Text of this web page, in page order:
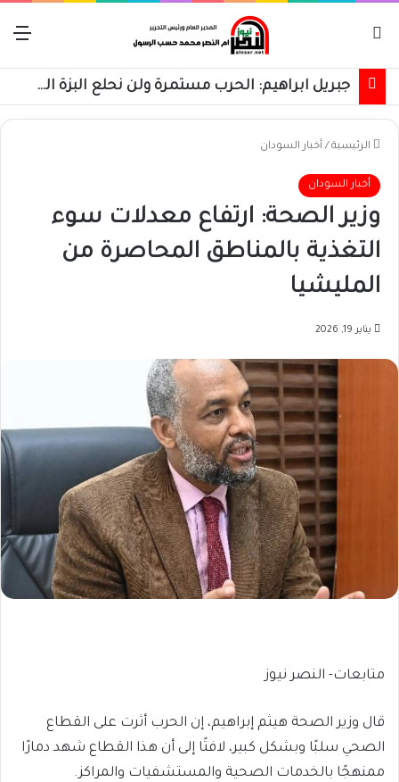
جبريل ابراهيم: الحرب مستمرة ولن نحلع البزة العسكرية حتى استعادة كامل البلاد
الرئيسية / أخبار السودان
أخبار السودان
وزير الصحة: ارتفاع معدلات سوء
التغذية بالمناطق المحاصرة من
المليشيا
يناير 19, 2026
متابعات- النصر نيوز
قال وزير الصحة هيثم إبراهيم، إن الحرب أثرت على القطاع
الصحي سلبًا وبشكل كبير، لافتًا إلى أن هذا القطاع شهد دمارًا
ممنهجًا بالخدمات الصحية والمستشفيات والمراكز.